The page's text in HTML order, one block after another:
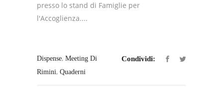
presso lo stand di Famiglie per
l'Accoglienza....
Dispense, Meeting Di
Rimini, Quaderni
Condividi: